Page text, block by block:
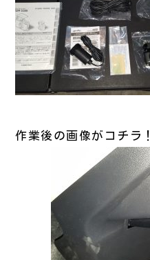
作業後の画像がコチラ！